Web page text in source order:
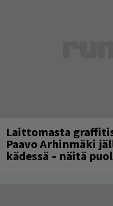
Laittomasta
Paavo Arhinmäki
kädessä – näitä